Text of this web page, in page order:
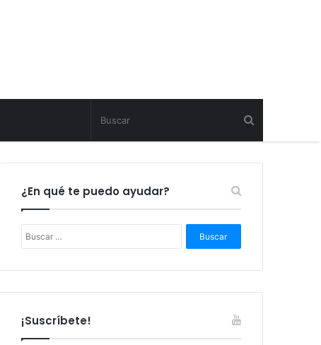
¿En qué te puedo ayudar?
u
a
¡Suscríbete!